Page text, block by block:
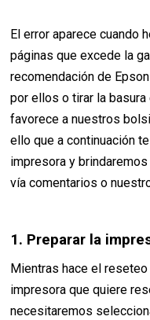
El error aparece cuando
páginas que excede la
recomendación de
por ellos o tirar la basura
favorece a nuestros
ello que a continuación
impresora y
vía comentarios o
1. Preparar la
Mientras hace el
impresora que quiere
necesitaremos